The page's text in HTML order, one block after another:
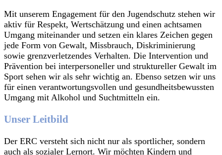
Mit unserem Engagement für den Jugendschutz stehen wir
aktiv für Respekt, Wertschätzung und einen achtsamen
Umgang miteinander und setzen ein klares Zeichen gegen
jede Form von Gewalt, Missbrauch, Diskriminierung
sowie grenzverletzendes Verhalten. Die Intervention und
Prävention bei interpersoneller und struktureller Gewalt im
Sport sehen wir als sehr wichtig an. Ebenso setzen wir uns
für einen verantwortungsvollen und gesundheitsbewussten
Umgang mit Alkohol und Suchtmitteln ein.
Unser Leitbild
Der ERC versteht sich nicht nur als sportlicher, sondern
auch als sozialer Lernort. Wir möchten Kindern und